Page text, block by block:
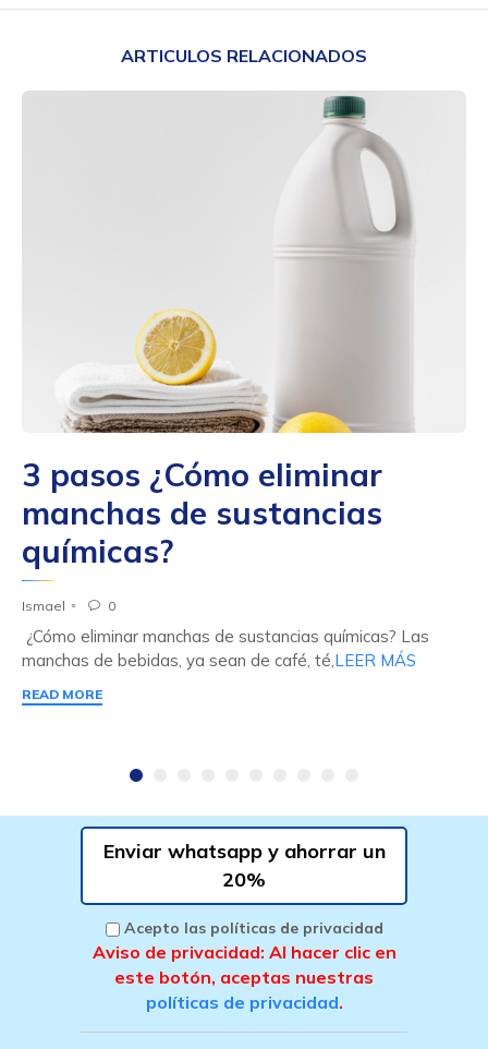
ARTICULOS RELACIONADOS
3 pasos ¿Cómo eliminar
manchas de sustancias
químicas?
Ismael  0
¿Cómo eliminar manchas de sustancias químicas? Las
manchas de bebidas, ya sean de café, té, LEER MÁS
READ MORE
Enviar whatsapp y ahorrar un
20%
Acepto las políticas de privacidad
Aviso de privacidad: Al hacer clic en
este botón, aceptas nuestras
políticas de privacidad.